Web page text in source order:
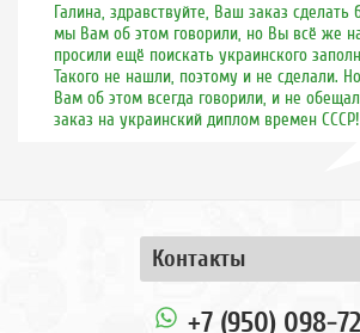
Галина, здравствуйте, Ваш заказ
мы Вам об этом говорили, но Вы всё же
просили ещё поискать украинского
Такого не нашли, поэтому и не сделали.
Вам об этом всегда говорили, и не
заказ на украинский диплом времен СССР!
Контакты
+7 (950) 098-